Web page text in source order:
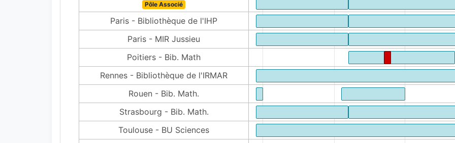
Pôle Associé
Paris - Bibliothèque de l'IHP
Paris - MIR Jussieu
Poitiers - Bib. Math
Rennes - Bibliothèque de l'IRMAR
Rouen - Bib. Math.
Strasbourg - Bib. Math.
Toulouse - BU Sciences